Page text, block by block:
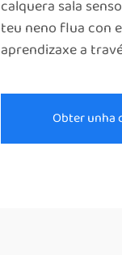
calquera sala
teu neno flua con
aprendizaxe a
Obter unha